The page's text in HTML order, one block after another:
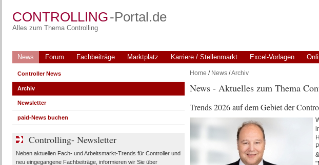
CONTROLLING-Portal.de
Alles zum Thema Controlling
News Forum Fachbeiträge Marktplatz Karriere / Stellenmarkt Excel-Vorlagen
Home / News/Archiv
News - Aktuelles zum Thema
Trends 2026 auf dem Gebiet der
Controller News
Archiv
Newsletter
paid-News buchen
Controlling- Newsletter
Neben aktuellen Fach- und Arbeitsmarkt-Trends für Controller und
neu eingegangene Fachbeiträge, informieren wir Sie über